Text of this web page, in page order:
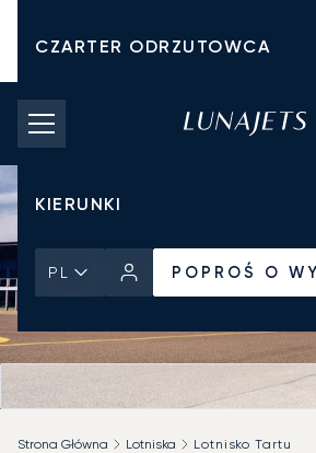
CZARTER ODRZUTOWCA
KOSZTY CZARTERU
PRYWATNE ODRZUTOWCE
KIERUNKI
PL POPROŚ O
Strona Główna Lotniska Lotnisko Tartu